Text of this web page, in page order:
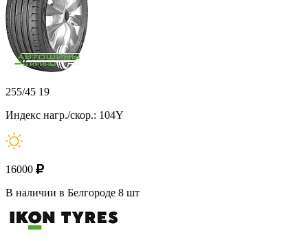
255/45 19
Индекс нагр./скор.: 104Y
16000
В наличии в Белгороде 8 шт